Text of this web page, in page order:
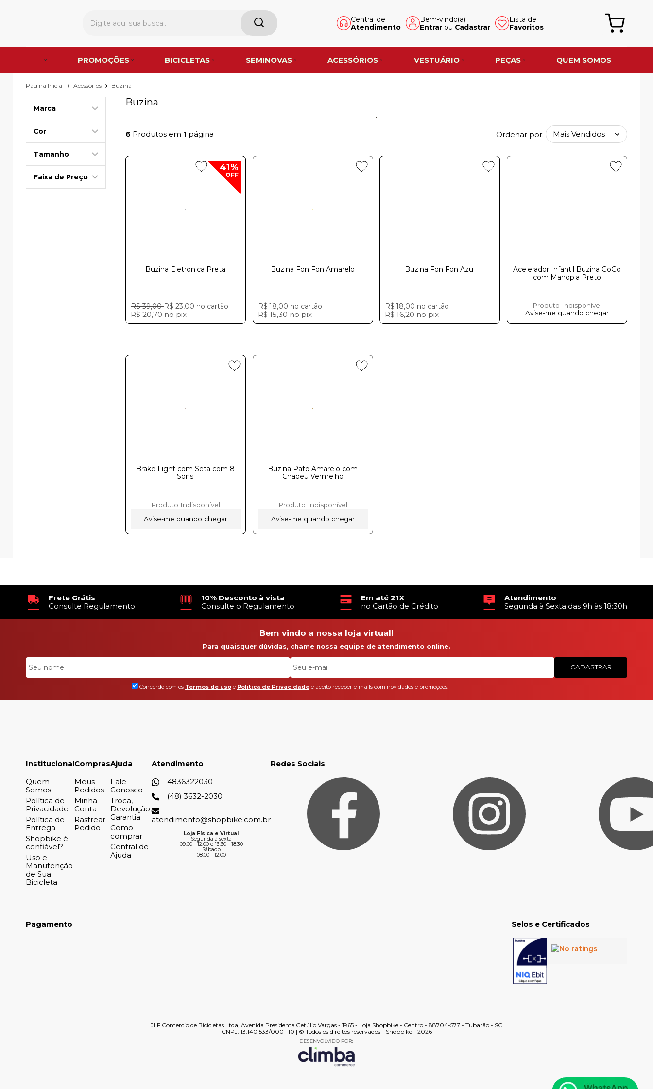
Central de
Atendimento
Bem-vindo(a)
Entrarou Cadastrar
Lista de
Favoritos
PROMOÇÕES BICICLETAS SEMINOVAS ACESSÓRIOS VESTUÁRIO PEÇAS QUEM SOMOS
Página Inicial Acessórios Buzina
Marca
Cor
Tamanho
Faixa de Preço
Buzina
6 Produtos em 1 página Ordenar por:
41%
OFF
Buzina Eletronica Preta
R$ 39,00R$ 23,00 no cartão
R$ 20,70 no pix
Buzina Fon Fon Amarelo
R$ 18,00 no cartão
R$ 15,30 no pix
Buzina Fon Fon Azulㅤㅤㅤㅤㅤㅤㅤㅤㅤㅤㅤㅤㅤㅤㅤㅤㅤㅤㅤㅤㅤㅤㅤㅤㅤㅤㅤㅤㅤㅤㅤㅤㅤㅤㅤㅤ
R$ 18,00 no cartão
R$ 16,20 no pix
Acelerador Infantil Buzina GoGo
com Manopla Preto
Produto Indisponível
Avise-me quando chegar
Brake Light com Seta com 8
Sons
Produto Indisponível
Avise-me quando chegar
Buzina Pato Amarelo com
Chapéu Vermelho
Produto Indisponível
Avise-me quando chegar
Frete Grátis
Consulte Regulamento
10% Desconto à vista
Consulte o Regulamento
Em até 21X
no Cartão de Crédito
Atendimento
Segunda à Sexta das 9h às 18:30h
Bem vindo a nossa loja virtual!
Para quaisquer dúvidas, chame nossa equipe de atendimento online.
Concordo com os Termos de uso e Politica de Privacidade e aceito receber e-mails com novidades e promoções.
CADASTRAR
Institucional
Quem
Somos
Política de
Privacidade
Política de
Entrega
Shopbike é
confiável?
Uso e
Manutenção
de Sua
Bicicleta
Compras
Meus
Pedidos
Minha
Conta
Rastrear
Pedido
Ajuda
Fale
Conosco
Troca,
Devolução,
Garantia
Como
comprar
Central de
Ajuda
Atendimento
4836322030
(48) 3632-2030
atendimento@shopbike.com.br
Loja Física e Virtual
Segunda à sexta
09:00 - 12:00 e 13:30 - 18:30
Sábado
08:00 - 12:00
Redes Sociais
Pagamento Selos e Certificados
JLF Comercio de Bicicletas Ltda, Avenida Presidente Getúlio Vargas - 1965 - Loja Shopbike - Centro - 88704-577 - Tubarão - SC
CNPJ: 13.140.533/0001-10 | © Todos os direitos reservados - Shopbike - 2026